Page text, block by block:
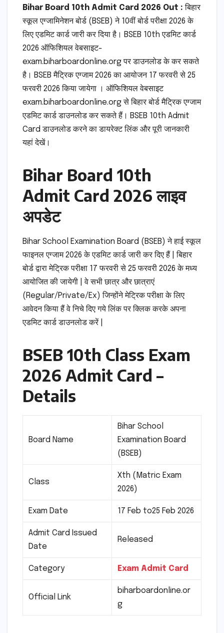
Bihar Board 10th Admit Card 2026 Out :बिहार
स्कूल एग्जामिनेशन बोर्ड (BSEB) ने 10वीं बोर्ड परीक्षा 2026 के
लिए एडमिट कार्ड जारी कर दिया है। BSEB 10th एडमिट कार्ड
2026 ऑफिशियल वेबसाइट-
exam.biharboardonline.org पर डाउनलोड के कर सकते
है। BSEB मैट्रिक एग्जाम 2026 का आयोजन 17 फरवरी से 25
फरवरी 2026 किया जायेगा । ऑफिशियल वेबसाइट
exam.biharboardonline.org से बिहार बोर्ड मैट्रिक एग्जाम
एडमिट कार्ड डाउनलोड कर सकते हैं। BSEB 10th Admit
Card डाउनलोड करने का डायरेक्ट लिंक और पूरी जानकारी
यहां देखें।
Bihar Board 10th
Admit Card 2026 लाइव
अपडेट
Bihar School Examination Board (BSEB) ने हाई स्कूल
फाइनल एग्जाम 2026 के एडमिट कार्ड जारी कर दिए हैं | बिहार
बोर्ड द्वारा मेट्रिक परीक्षा 17 फरवरी से 25 फरवरी 2026 के मध्य
आयोजित की जायेगी | वे सभी छात्र और छात्राएं
(Regular/Private/Ex) जिन्होंने मेट्रिक परीक्षा के लिए
आवेदन किया हैं वे निचे दिए गये लिंक पर क्लिक करके अपना
एडमिट कार्ड डाउनलोड करें |
BSEB 10th Class Exam
2026 Admit Card –
Details
Board Name
Bihar School
Examination Board
(BSEB)
Class
Xth (Matric Exam
2026)
Exam Date 17 Feb to25 Feb 2026
Admit Card Issued
Date
Released
Category Exam Admit Card
Official Link
biharboardonline.or
g